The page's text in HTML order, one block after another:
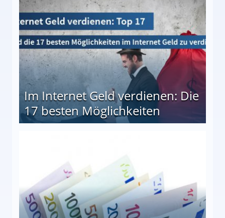
Im Internet Geld verdienen: Die
17 besten Möglichkeiten